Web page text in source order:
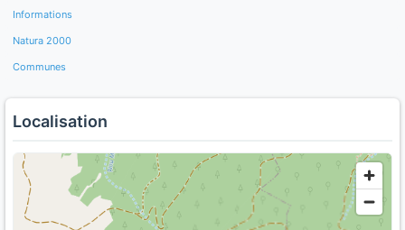
Informations
Natura 2000
Communes
Localisation